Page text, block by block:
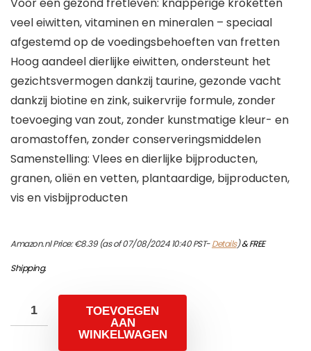
Voor een gezond fretleven: knapperige kroketten
veel eiwitten, vitaminen en mineralen – speciaal
afgestemd op de voedingsbehoeften van fretten
Hoog aandeel dierlijke eiwitten, ondersteunt het
gezichtsvermogen dankzij taurine, gezonde vacht
dankzij biotine en zink, suikervrije formule, zonder
toevoeging van zout, zonder kunstmatige kleur- en
aromastoffen, zonder conserveringsmiddelen
Samenstelling: Vlees en dierlijke bijproducten,
granen, oliën en vetten, plantaardige, bijproducten,
vis en visbijproducten
Amazon.nl Price:€8.39(as of 07/08/2024 10:40 PST-Details)&FREE
Shipping.
TOEVOEGEN
AAN
WINKELWAGEN